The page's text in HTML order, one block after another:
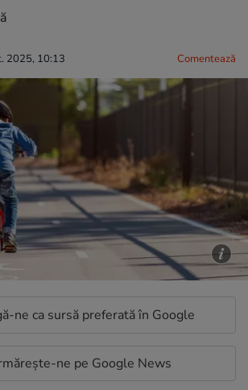
2025, 10:13 Comentează
ne ca sursă preferată în Google
ne pe Google News